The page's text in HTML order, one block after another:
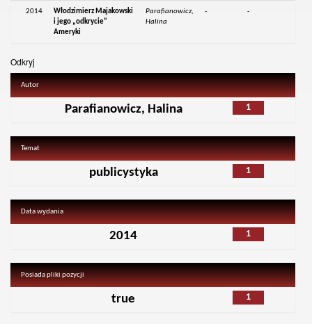
2014
Włodzimierz Majakowski
i jego „odkrycie”
Ameryki
Parafianowicz,
Halina
- -
Odkryj
Autor
1
Parafianowicz, Halina
Temat
1
publicystyka
Data wydania
1
2014
Posiada pliki pozycji
1
true